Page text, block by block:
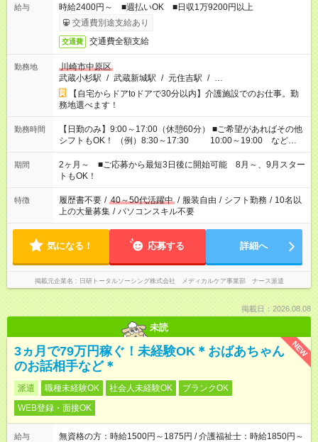
給与
時給2400円～ ■週払いOK ■日収1万9200円以上
交通費別途支給あり
交通費 交通費全額支給
勤務地
川崎市中原区
武蔵小杉駅 / 武蔵新城駅 / 元住吉駅 / …
【自宅からドアtoドアで30分以内】介護施設でのお仕事。勤
務地選べます！
勤務時間
【日勤のみ】9:00～17:00（休憩60分） ■ご希望があればその他
シフトもOK！ （例）8:30～17:30 10:00～19:00 など
「家族とお休みを合わせたい」 「できれば残業はしたくない」
など、あなたのご希望に沿ったお仕事をご紹介します！ ※Wワ
ーク希望の方へ 今ご覧のお仕事で希望する勤務時間と、もう1つ
のお仕事の勤務時間。 合計で週40時間を超える場合は応募でき
ません
期間
2ヶ月～ ■ご応募から最短3日後に開始可能 8月～、9月スター
トもOK！
特徴 履歴書不要 / 40～50代活躍中 / 服装自由 / シフト勤務 / 10名以
上の大量募集 / パソコンスキル不要
気になる！ 応募する 詳細へ
掲載元企業名 日研トータルソーシング株式会社 メディカルケア事業部 ナース派遣
掲載日：2026.08.08
未読
NEW
3ヵ月で79万円稼ぐ！未経験OK＊おばあちゃん
のお話相手など＊
派遣 職種未経験OK 社会人未経験OK
ブランクOK
WEB登録・面接OK
給与
無資格の方：時給1500円～1875円 / 介護福祉士：時給1850円～